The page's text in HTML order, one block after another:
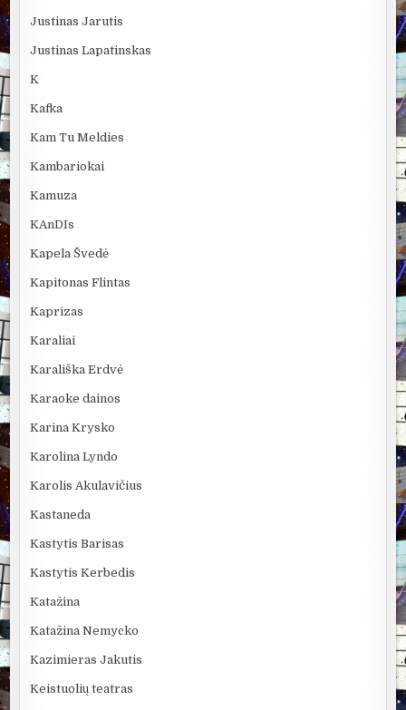
Justinas Jarutis
Justinas Lapatinskas
K
Kafka
Kam Tu Meldies
Kambariokai
Kamuza
KAnDIs
Kapela Švedė
Kapitonas Flintas
Kaprizas
Karaliai
Karališka Erdvė
Karaoke dainos
Karina Krysko
Karolina Lyndo
Karolis Akulavičius
Kastaneda
Kastytis Barisas
Kastytis Kerbedis
Katažina
Katažina Nemycko
Kazimieras Jakutis
Keistuolių teatras